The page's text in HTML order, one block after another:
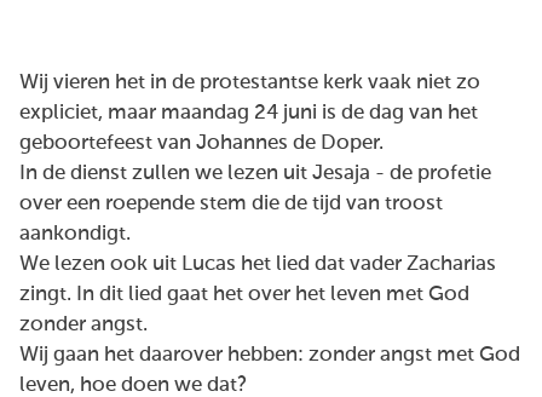
Wij vieren het in de protestantse kerk vaak niet zo
expliciet, maar maandag 24 juni is de dag van het
geboortefeest van Johannes de Doper.
In de dienst zullen we lezen uit Jesaja - de profetie
over een roepende stem die de tijd van troost
aankondigt.
We lezen ook uit Lucas het lied dat vader Zacharias
zingt. In dit lied gaat het over het leven met God
zonder angst.
Wij gaan het daarover hebben: zonder angst met God
leven, hoe doen we dat?